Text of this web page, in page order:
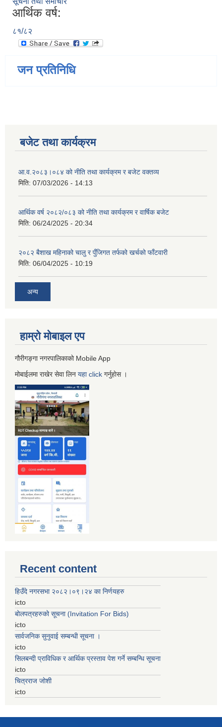
आर्थिक वर्ष:
८१/८२
जन प्रतिनिधि
बजेट तथा कार्यक्रम
आ.व.२०८३।०८४ को नीति तथा कार्यक्रम र बजेट वक्तव्य
मिति: 07/03/2026 - 14:13
आर्थिक वर्ष २०८२/०८३ को नीति तथा कार्यक्रम र वार्षिक बजेट
मिति: 06/24/2025 - 20:34
२०८२ बैशाख महिनाको चालु र पुँजिगत तर्फको खर्चको फाँटवारी
मिति: 06/04/2025 - 10:19
अन्य
हाम्रो माेबाइल एप
गौरीगङ्गा नगरपालिकाको Mobile App
मोबाईलमा राखेर सेवा लिन यहाclick गर्नुहाेस ।
Recent content
हिउँदे नगरसभा २०८२।०९।२४ का निर्णयहरु
icto
बोलपत्रहरुको सूचना (Invitation For Bids)
icto
सार्वजनिक सुनुवाई सम्बन्धी सूचना ।
icto
सिलबन्दी प्राविधिक र आर्थिक प्रस्ताव पेश गर्ने सम्बन्धि सूचना
icto
चित्रराज जोशी
icto